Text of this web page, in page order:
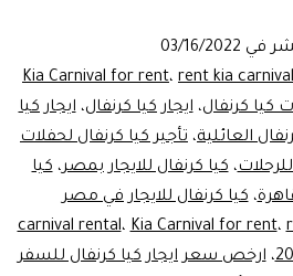
كيا
كرنفال
للايجار..ليموزين
مصر
في 03/16/2022
Kia Carnival for rent، rent kia
كيا كرنفال،ايجار كيا كرنفال،ايجار كيا
العائلية، تأجير كيا كرنفال لحفلات
،كيا كرنفال للايجار بمصر،كيا
،كيا كرنفال للايجار في مصر
carnival rental،Kia Carnival for rent،
،ارخص سعر ايجار كيا كرنفال للسفر